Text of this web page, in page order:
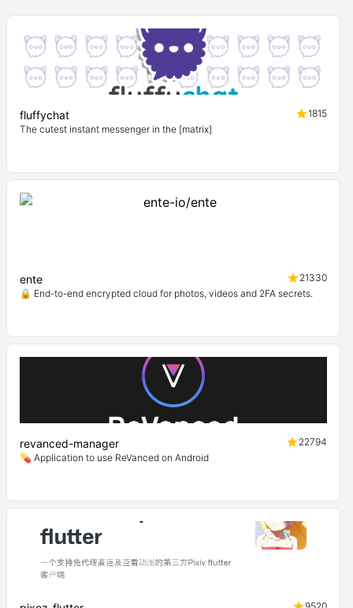
fluffychat
1815
The cutest instant messenger in the [matrix]
ente
21330
🔒 End-to-end encrypted cloud for photos, videos and 2FA secrets.
revanced-manager
22794
💊 Application to use ReVanced on Android